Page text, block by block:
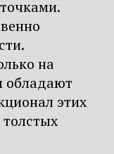
на
обладают
этих